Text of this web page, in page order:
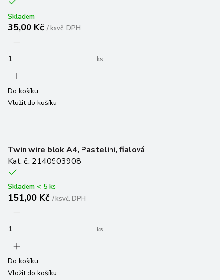
Skladem
35,00 Kč /ksvč. DPH
ks
Do košíku
Vložit do košíku
Twin wire blok A4, Pastelini, fialová
Kat. č.: 2140903908
Skladem < 5 ks
151,00 Kč /ksvč. DPH
ks
Do košíku
Vložit do košíku